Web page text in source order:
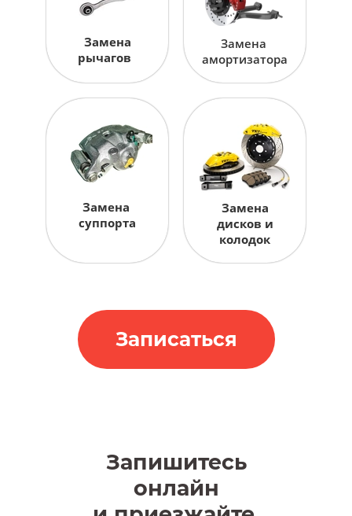
Замена
рычагов
Замена
амортизатора
Замена
суппорта
Замена
дисков и
колодок
Записаться
Запишитесь
онлайн